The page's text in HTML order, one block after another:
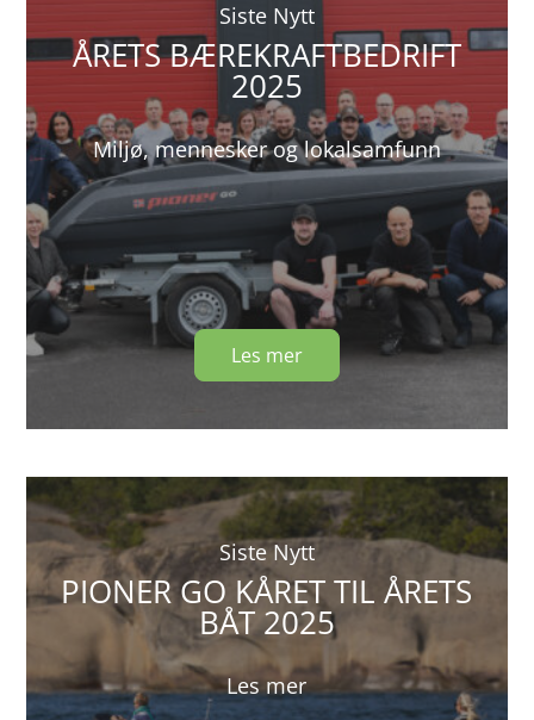
Siste Nytt
ÅRETS BÆREKRAFTBEDRIFT
2025
Miljø, mennesker og lokalsamfunn
Les mer
Siste Nytt
PIONER GO KÅRET TIL ÅRETS
BÅT 2025
Les mer